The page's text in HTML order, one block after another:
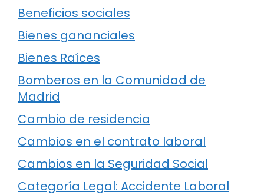
Beneficios sociales
Bienes gananciales
Bienes Raíces
Bomberos en la Comunidad de
Madrid
Cambio de residencia
Cambios en el contrato laboral
Cambios en la Seguridad Social
Categoría Legal: Accidente Laboral